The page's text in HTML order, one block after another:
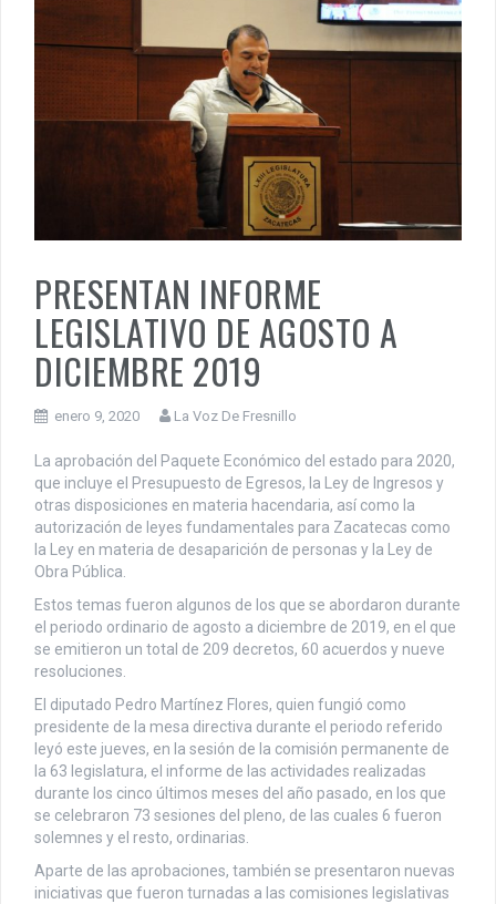
PRESENTAN INFORME
LEGISLATIVO DE AGOSTO A
DICIEMBRE 2019
enero 9, 2020 La Voz De Fresnillo
La aprobación del Paquete Económico del estado para 2020,
que incluye el Presupuesto de Egresos, la Ley de Ingresos y
otras disposiciones en materia hacendaria, así como la
autorización de leyes fundamentales para Zacatecas como
la Ley en materia de desaparición de personas y la Ley de
Obra Pública.
Estos temas fueron algunos de los que se abordaron durante
el periodo ordinario de agosto a diciembre de 2019, en el que
se emitieron un total de 209 decretos, 60 acuerdos y nueve
resoluciones.
El diputado Pedro Martínez Flores, quien fungió como
presidente de la mesa directiva durante el periodo referido
leyó este jueves, en la sesión de la comisión permanente de
la 63 legislatura, el informe de las actividades realizadas
durante los cinco últimos meses del año pasado, en los que
se celebraron 73 sesiones del pleno, de las cuales 6 fueron
solemnes y el resto, ordinarias.
Aparte de las aprobaciones, también se presentaron nuevas
iniciativas que fueron turnadas a las comisiones legislativas